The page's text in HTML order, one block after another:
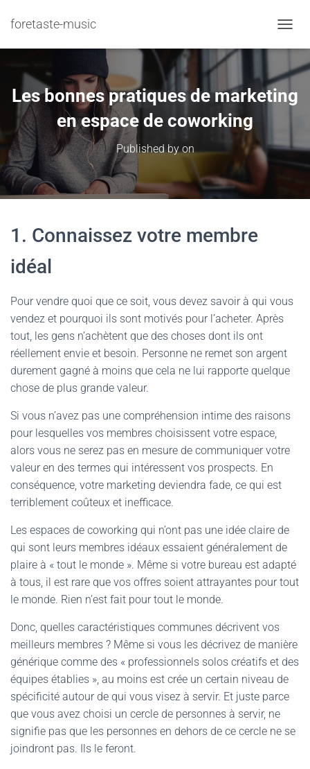
foretaste-music
Les bonnes pratiques de marketing
en espace de coworking
Published byon
1. Connaissez votre membre
idéal
Pour vendre quoi que ce soit, vous devez savoir à qui vous
vendez et pourquoi ils sont motivés pour l’acheter. Après
tout, les gens n’achètent que des choses dont ils ont
réellement envie et besoin. Personne ne remet son argent
durement gagné à moins que cela ne lui rapporte quelque
chose de plus grande valeur.
Si vous n’avez pas une compréhension intime des raisons
pour lesquelles vos membres choisissent votre espace,
alors vous ne serez pas en mesure de communiquer votre
valeur en des termes qui intéressent vos prospects. En
conséquence, votre marketing deviendra fade, ce qui est
terriblement coûteux et inefficace.
Les espaces de coworking qui n’ont pas une idée claire de
qui sont leurs membres idéaux essaient généralement de
plaire à « tout le monde ». Même si votre bureau est adapté
à tous, il est rare que vos offres soient attrayantes pour tout
le monde. Rien n’est fait pour tout le monde.
Donc, quelles caractéristiques communes décrivent vos
meilleurs membres ? Même si vous les décrivez de manière
générique comme des « professionnels solos créatifs et des
équipes établies », au moins est crée un certain niveau de
spécificité autour de qui vous visez à servir. Et juste parce
que vous avez choisi un cercle de personnes à servir, ne
signifie pas que les personnes en dehors de ce cercle ne se
joindront pas. Ils le feront.